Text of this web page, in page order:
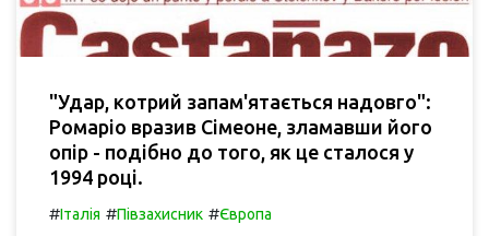
"Удар, котрий запам'ятається надовго":
Ромаріо вразив Сімеоне, зламавши його
опір - подібно до того, як це сталося у
1994 році.
#Італія #Півзахисник #Європа